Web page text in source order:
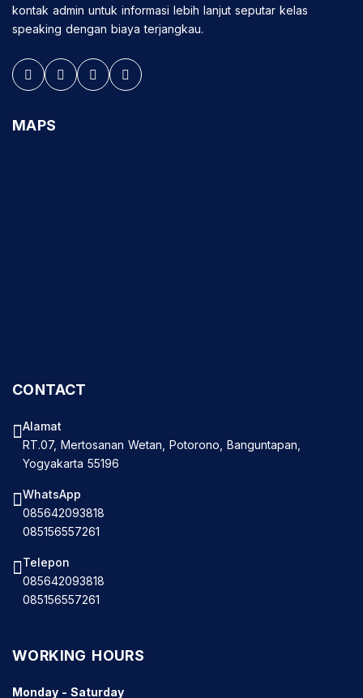
kontak admin untuk informasi lebih lanjut seputar kelas
speaking dengan biaya terjangkau.
MAPS
CONTACT
Alamat
RT.07, Mertosanan Wetan, Potorono, Banguntapan,
Yogyakarta 55196
WhatsApp
085642093818
085156557261
Telepon
085642093818
085156557261
WORKING HOURS
Monday - Saturday